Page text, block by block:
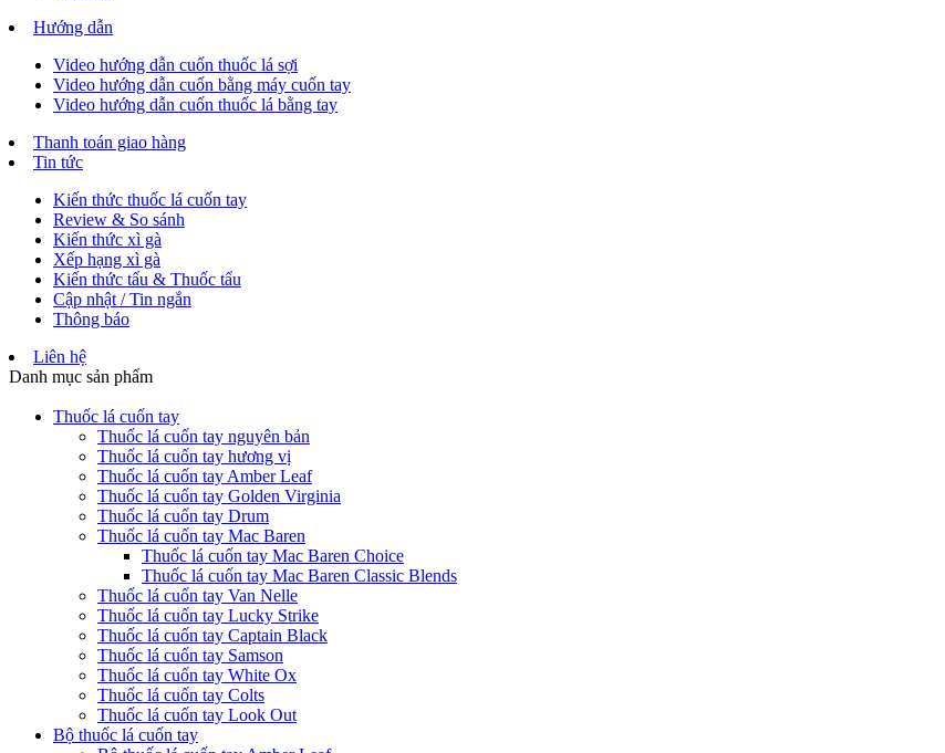
Hướng dẫn
Video hướng dẫn cuốn thuốc lá sợi
Video hướng dẫn cuốn bằng máy cuốn tay
Video hướng dẫn cuốn thuốc lá bằng tay
Thanh toán giao hàng
Tin tức
Kiến thức thuốc lá cuốn tay
Review & So sánh
Kiến thức xì gà
Xếp hạng xì gà
Kiến thức tẩu & Thuốc tẩu
Cập nhật / Tin ngắn
Thông báo
Liên hệ
Danh mục sản phẩm
Thuốc lá cuốn tay
Thuốc lá cuốn tay nguyên bản
Thuốc lá cuốn tay hương vị
Thuốc lá cuốn tay Amber Leaf
Thuốc lá cuốn tay Golden Virginia
Thuốc lá cuốn tay Drum
Thuốc lá cuốn tay Mac Baren
Thuốc lá cuốn tay Mac Baren Choice
Thuốc lá cuốn tay Mac Baren Classic Blends
Thuốc lá cuốn tay Van Nelle
Thuốc lá cuốn tay Lucky Strike
Thuốc lá cuốn tay Captain Black
Thuốc lá cuốn tay Samson
Thuốc lá cuốn tay White Ox
Thuốc lá cuốn tay Colts
Thuốc lá cuốn tay Look Out
Bộ thuốc lá cuốn tay